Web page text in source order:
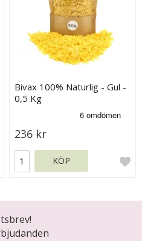
Bivax 100% Naturlig - Gul -
0,5 Kg
236 kr
KÖP